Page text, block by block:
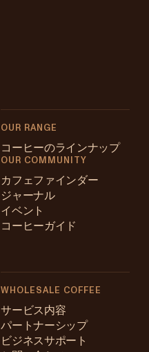
OUR RANGE
コーヒーのラインナップ
OUR COMMUNITY
カフェファインダー
ジャーナル
イベント
コーヒーガイド
WHOLESALE COFFEE
サービス内容
パートナーシップ
ビジネスサポート